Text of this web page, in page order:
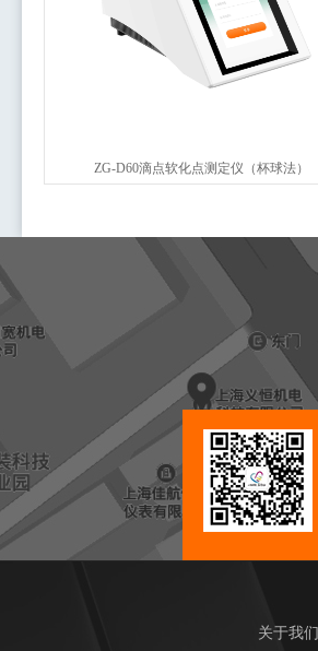
ZG-D60滴点软化点测定仪（杯球法）
关于我们